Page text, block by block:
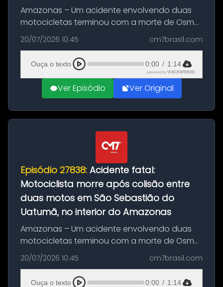
Amazonas – Um acidente envolvendo duas
motocicletas terminou com a morte de Osmar
Figueiredo de Souza, de 38 anos, no município
de São Sebastião do Uatumã, no interior do
Amazonas. A colisão ocorreu n...
20/07/2026 10:45 cm7brasil.com
Ouça o texto 0:00 / 1:14
powered by VOICEXPRESS
Ver Episódio Ver Original
Episódio 27838: Acidente fatal:
Motociclista morre após colisão entre
duas motos em São Sebastião do
Uatumã, no interior do Amazonas
Amazonas – Um acidente envolvendo duas
motocicletas terminou com a morte de Osmar
Figueiredo de Souza, de 38 anos, no município
de São Sebastião do Uatumã, no interior do
Amazonas. A colisão ocorreu n...
20/07/2026 10:45 cm7brasil.com
Ouça o texto 0:00 / 1:14